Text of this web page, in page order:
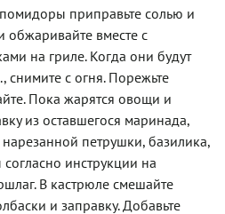
приправьте солью и
обжаривайте вместе с
на гриле. Когда они будут
снимите с огня. Порежьте
Пока жарятся овощи и
из оставшегося маринада,
петрушки, базилика,
инструкции на
В кастрюле смешайте
и заправку. Добавьте